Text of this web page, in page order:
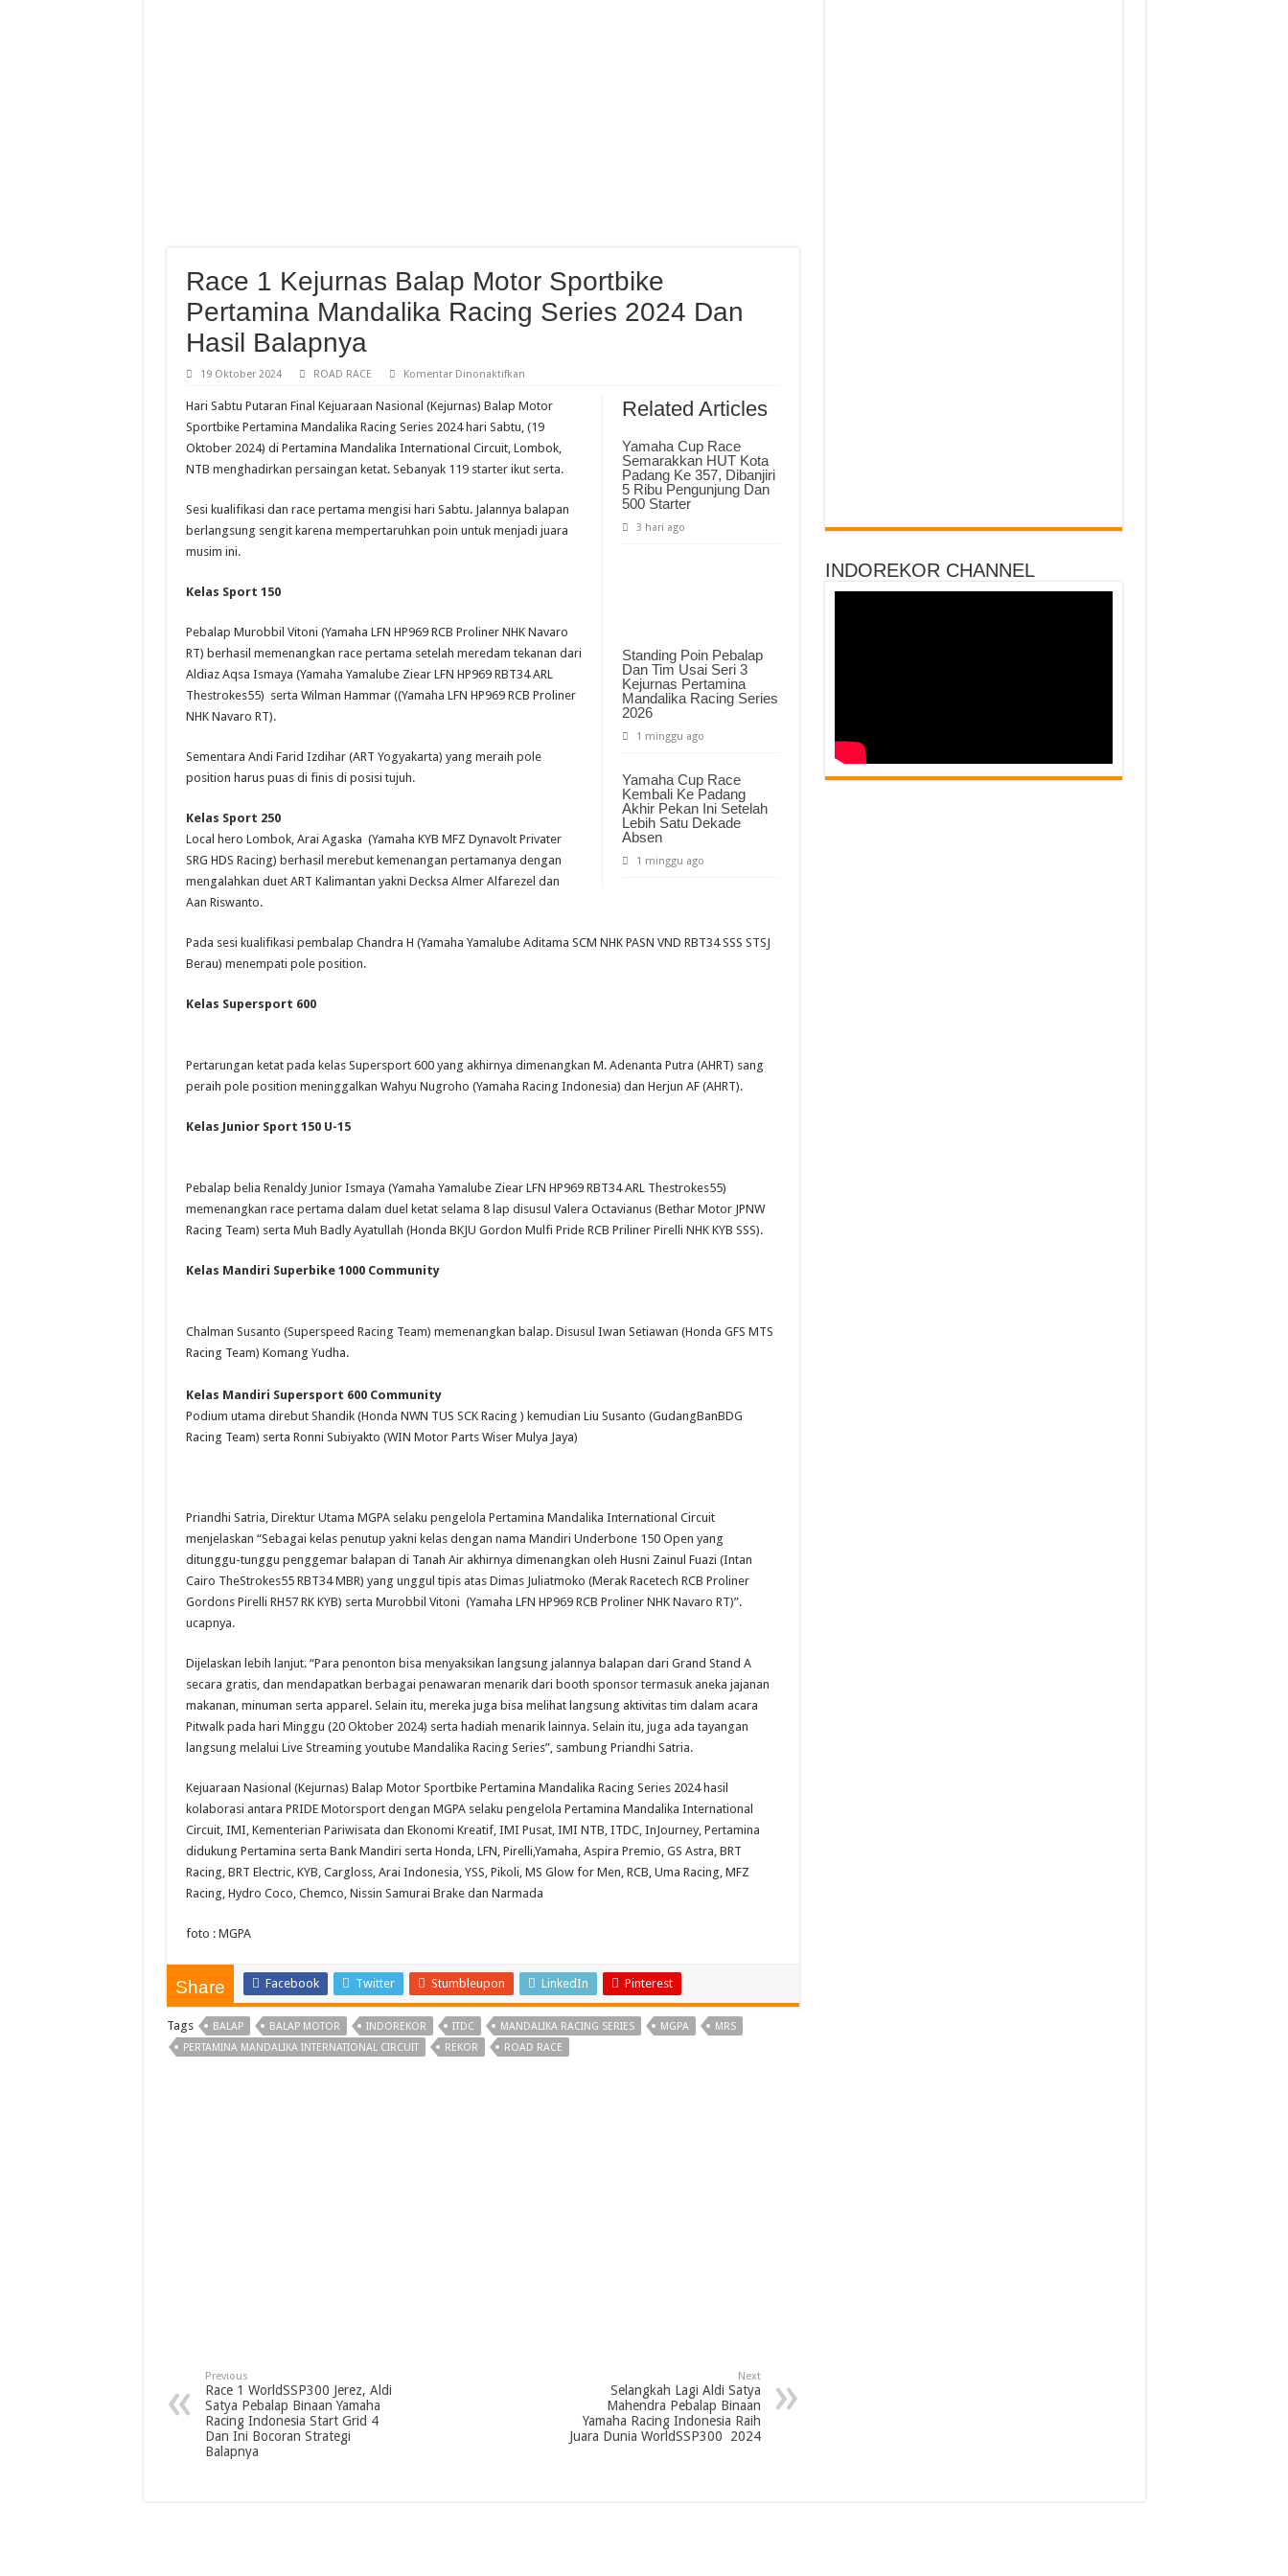
Race 1 Kejurnas Balap Motor Sportbike
Pertamina Mandalika Racing Series 2024 Dan
Hasil Balapnya
19 Oktober 2024 ROAD RACE Komentar Dinonaktifkanpada
Kejurnas
Balap
Motor
Sportbike
Mandalika
2024
Dan
Hasil
Related Articles
Yamaha Cup Race
Semarakkan HUT Kota
Padang Ke 357, Dibanjiri
5 Ribu Pengunjung Dan
500 Starter
3 hari ago
Standing Poin Pebalap
Dan Tim Usai Seri 3
Kejurnas Pertamina
Mandalika Racing Series
2026
1 minggu ago
Yamaha Cup Race
Kembali Ke Padang
Akhir Pekan Ini Setelah
Lebih Satu Dekade
Absen
1 minggu ago
Hari Sabtu Putaran Final Kejuaraan Nasional (Kejurnas) Balap Motor
Sportbike Pertamina Mandalika Racing Series 2024 hari Sabtu, (19
Oktober 2024) di Pertamina Mandalika International Circuit, Lombok,
NTB menghadirkan persaingan ketat. Sebanyak 119 starter ikut serta.
Sesi kualifikasi dan race pertama mengisi hari Sabtu. Jalannya balapan
berlangsung sengit karena mempertaruhkan poin untuk menjadi juara
musim ini.
Kelas Sport 150
Pebalap Murobbil Vitoni (Yamaha LFN HP969 RCB Proliner NHK Navaro
RT) berhasil memenangkan race pertama setelah meredam tekanan dari
Aldiaz Aqsa Ismaya (Yamaha Yamalube Ziear LFN HP969 RBT34 ARL
Thestrokes55) serta Wilman Hammar ((Yamaha LFN HP969 RCB Proliner
NHK Navaro RT).
Sementara Andi Farid Izdihar (ART Yogyakarta) yang meraih pole
position harus puas di finis di posisi tujuh.
Kelas Sport 250
Local hero Lombok, Arai Agaska (Yamaha KYB MFZ Dynavolt Privater
SRG HDS Racing) berhasil merebut kemenangan pertamanya dengan
mengalahkan duet ART Kalimantan yakni Decksa Almer Alfarezel dan
Aan Riswanto.
Pada sesi kualifikasi pembalap Chandra H (Yamaha Yamalube Aditama SCM NHK PASN VND RBT34 SSS STSJ
Berau) menempati pole position.
Kelas Supersport 600
Pertarungan ketat pada kelas Supersport 600 yang akhirnya dimenangkan M. Adenanta Putra (AHRT) sang
peraih pole position meninggalkan Wahyu Nugroho (Yamaha Racing Indonesia) dan Herjun AF (AHRT).
Kelas Junior Sport 150 U-15
Pebalap belia Renaldy Junior Ismaya (Yamaha Yamalube Ziear LFN HP969 RBT34 ARL Thestrokes55)
memenangkan race pertama dalam duel ketat selama 8 lap disusul Valera Octavianus (Bethar Motor JPNW
Racing Team) serta Muh Badly Ayatullah (Honda BKJU Gordon Mulfi Pride RCB Priliner Pirelli NHK KYB SSS).
Kelas Mandiri Superbike 1000 Community
Chalman Susanto (Superspeed Racing Team) memenangkan balap. Disusul Iwan Setiawan (Honda GFS MTS
Racing Team) Komang Yudha.
Kelas Mandiri Supersport 600 Community
Podium utama direbut Shandik (Honda NWN TUS SCK Racing ) kemudian Liu Susanto (GudangBanBDG
Racing Team) serta Ronni Subiyakto (WIN Motor Parts Wiser Mulya Jaya)
Priandhi Satria, Direktur Utama MGPA selaku pengelola Pertamina Mandalika International Circuit
menjelaskan “Sebagai kelas penutup yakni kelas dengan nama Mandiri Underbone 150 Open yang
ditunggu-tunggu penggemar balapan di Tanah Air akhirnya dimenangkan oleh Husni Zainul Fuazi (Intan
Cairo TheStrokes55 RBT34 MBR) yang unggul tipis atas Dimas Juliatmoko (Merak Racetech RCB Proliner
Gordons Pirelli RH57 RK KYB) serta Murobbil Vitoni (Yamaha LFN HP969 RCB Proliner NHK Navaro RT)”.
ucapnya.
Dijelaskan lebih lanjut. “Para penonton bisa menyaksikan langsung jalannya balapan dari Grand Stand A
secara gratis, dan mendapatkan berbagai penawaran menarik dari booth sponsor termasuk aneka jajanan
makanan, minuman serta apparel. Selain itu, mereka juga bisa melihat langsung aktivitas tim dalam acara
Pitwalk pada hari Minggu (20 Oktober 2024) serta hadiah menarik lainnya. Selain itu, juga ada tayangan
langsung melalui Live Streaming youtube Mandalika Racing Series”, sambung Priandhi Satria.
Kejuaraan Nasional (Kejurnas) Balap Motor Sportbike Pertamina Mandalika Racing Series 2024 hasil
kolaborasi antara PRIDE Motorsport dengan MGPA selaku pengelola Pertamina Mandalika International
Circuit, IMI, Kementerian Pariwisata dan Ekonomi Kreatif, IMI Pusat, IMI NTB, ITDC, InJourney, Pertamina
didukung Pertamina serta Bank Mandiri serta Honda, LFN, Pirelli,Yamaha, Aspira Premio, GS Astra, BRT
Racing, BRT Electric, KYB, Cargloss, Arai Indonesia, YSS, Pikoli, MS Glow for Men, RCB, Uma Racing, MFZ
Racing, Hydro Coco, Chemco, Nissin Samurai Brake dan Narmada
foto : MGPA
Share Facebook Twitter Stumbleupon LinkedIn Pinterest
Tags BALAP BALAP MOTOR INDOREKOR ITDC MANDALIKA RACING SERIES MGPA
MRS
PERTAMINA MANDALIKA INTERNATIONAL CIRCUIT
REKOR ROAD RACE
Previous
Race 1 WorldSSP300 Jerez, Aldi
Satya Pebalap Binaan Yamaha
Racing Indonesia Start Grid 4
Dan Ini Bocoran Strategi
Balapnya
Next
Selangkah Lagi Aldi Satya
Mahendra Pebalap Binaan
Yamaha Racing Indonesia Raih
Juara Dunia WorldSSP300 2024
INDOREKOR CHANNEL